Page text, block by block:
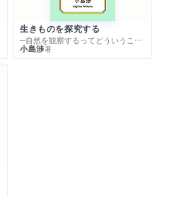
生きものを探究する
─自然を観察するってどういうこと？
小島渉著